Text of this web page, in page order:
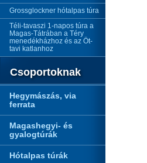
Grossglockner hótalpas túra
Téli-tavaszi 1-napos túra a
Magas-Tátrában a Téry
menedékházhoz és az Öt-
tavi katlanhoz
Csoportoknak
Hegymászás, via
ferrata
Magashegyi- és
gyalogtúrák
Hótalpas túrák